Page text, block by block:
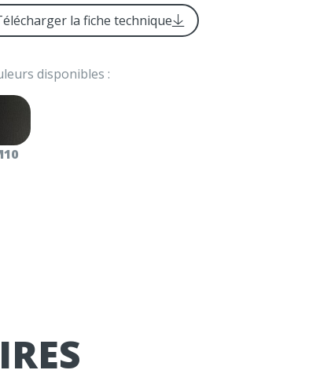
la fiche technique
disponibles :